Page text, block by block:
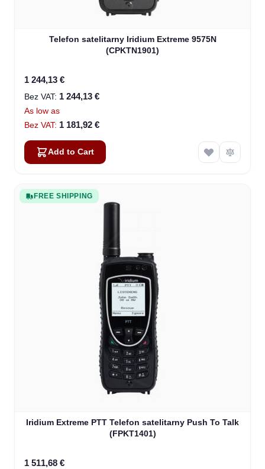
Telefon satelitarny Iridium Extreme 9575N
(CPKTN1901)
1 244,13 €
1 244,13 €
As low as
1 181,92 €
Add to Cart
FREE SHIPPING
Iridium Extreme PTT Telefon satelitarny Push To Talk
(FPKT1401)
1 511,68 €